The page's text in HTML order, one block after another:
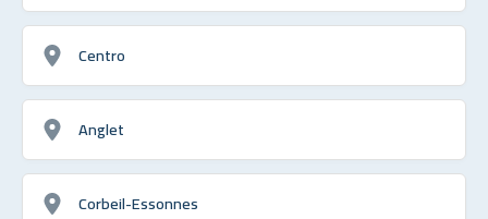
Centro
Anglet
Corbeil-Essonnes